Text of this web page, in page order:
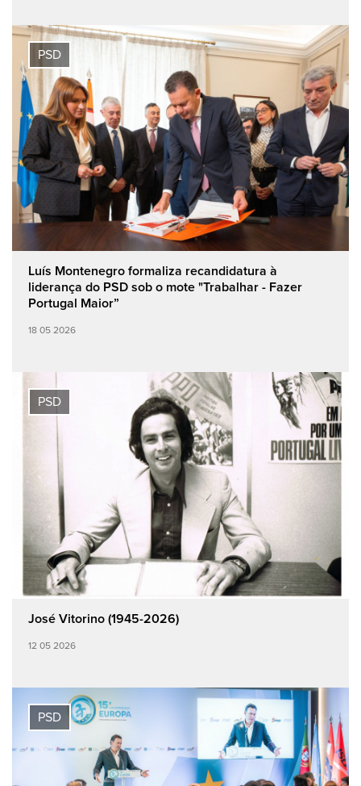
PSD
Luís Montenegro formaliza recandidatura à
liderança do PSD sob o mote "Trabalhar - Fazer
Portugal Maior”
18 05 2026
PSD
José Vitorino (1945-2026)
12 05 2026
PSD